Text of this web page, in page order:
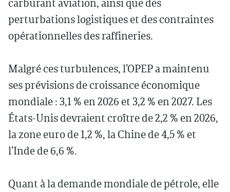
perturbations logistiques et des contraintes
opérationnelles des raffineries.
Malgré ces turbulences, l’OPEP a maintenu
ses prévisions de croissance économique
mondiale : 3,1 % en 2026 et 3,2 % en 2027. Les
États-Unis devraient croître de 2,2 % en 2026,
la zone euro de 1,2 %, la Chine de 4,5 % et
l’Inde de 6,6 %.
Quant à la demande mondiale de pétrole, elle